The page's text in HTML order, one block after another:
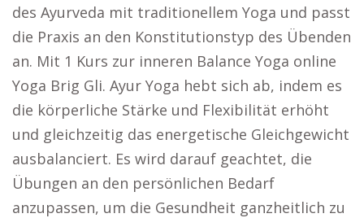
des Ayurveda mit traditionellem Yoga und passt
die Praxis an den Konstitutionstyp des Übenden
an. Mit 1 Kurs zur inneren Balance Yoga online
Yoga Brig Gli. Ayur Yoga hebt sich ab, indem es
die körperliche Stärke und Flexibilität erhöht
und gleichzeitig das energetische Gleichgewicht
ausbalanciert. Es wird darauf geachtet, die
Übungen an den persönlichen Bedarf
anzupassen, um die Gesundheit ganzheitlich zu